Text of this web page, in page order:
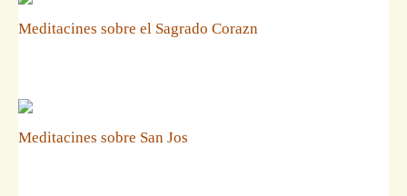
Meditacines sobre el Sagrado Corazn
Meditacines sobre San Jos